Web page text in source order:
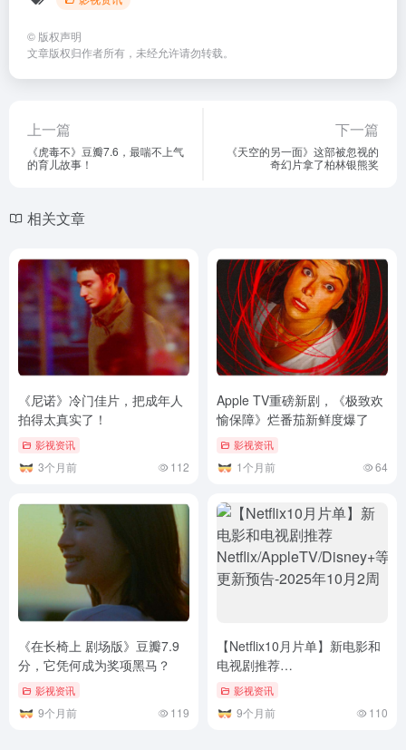
的育儿故事！
相关文章
拍得太真实了！
影视资讯
3个月前 112
愉保障》烂番茄新鲜度爆了
影视资讯
1个月前 64
分，它凭何成为奖项黑马？​
影视资讯
9个月前 119
电视剧推荐
Netflix/AppleTV/Disney+等更
新预告-2025年10月2周
影视资讯
9个月前 110
暂无评论